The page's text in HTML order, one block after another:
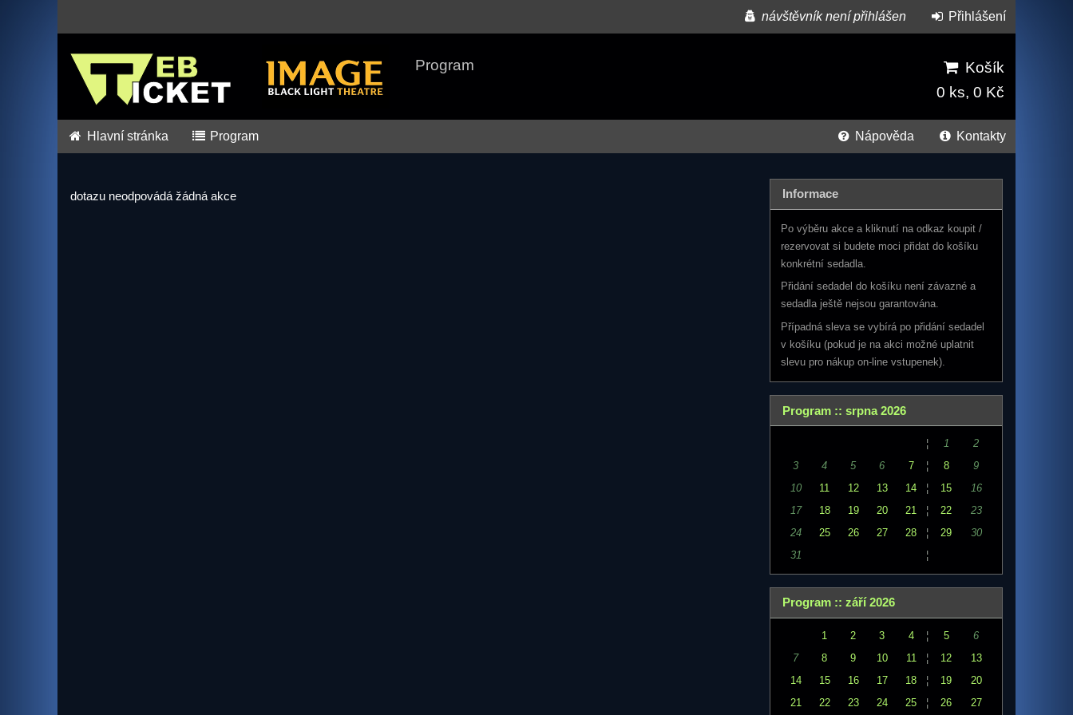
Program
Košík
0 ks, 0 Kč
návštěvník není přihlášen Přihlášení
Hlavní stránka Program Nápověda Kontakty
Informace
Po výběru akce a kliknutí na odkaz koupit /
rezervovat si budete moci přidat do košíku
konkrétní sedadla.
Přidání sedadel do košíku není závazné a
sedadla ještě nejsou garantována.
Případná sleva se vybírá po přidání sedadel
v košíku (pokud je na akci možné uplatnit
slevu pro nákup on-line vstupenek).
Program :: srpna 2026
¦ 1
2
3
4 5 6 7 ¦ 8
9
10
11 12 13 14 ¦ 15
16
17
18 19 20 21 ¦ 22
23
24
25 26 27 28 ¦ 29
30
31
¦
Program :: září 2026
1 2 3 4 ¦ 5
6
7
8 9 10 11 ¦ 12
13
14
15 16 17 18 ¦ 19
20
21
22 23 24 25 ¦ 26 27
dotazu neodpovádá žádná akce